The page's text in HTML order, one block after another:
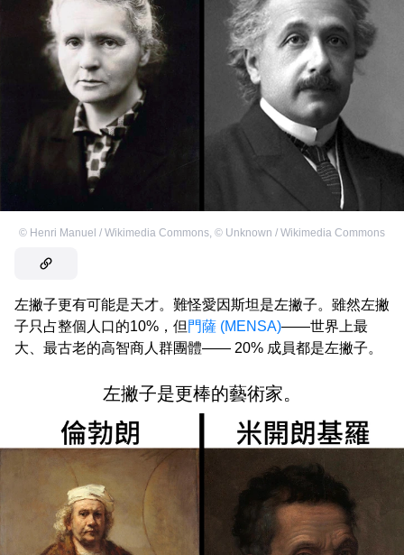
© Henri Manuel / Wikimedia Commons © Unknown / Wikimedia Commons
左撇子更有可能是天才。難怪愛因斯坦是左撇子。雖然左撇
子只占整個人口的10%，但 門薩 (MENSA)——世界上最
大、最古老的高智商人群團體—— 20% 成員都是左撇子。
左撇子是更棒的藝術家。